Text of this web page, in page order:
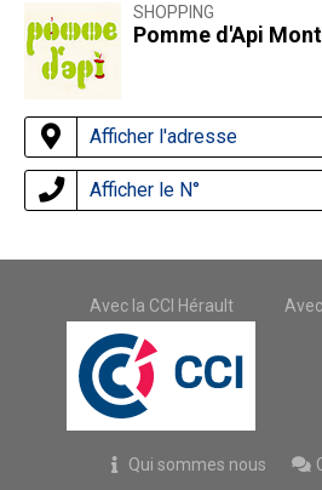
SHOPPING
Pomme d'Api
Afficher l'adresse
Afficher le N°
Avec la CCI Hérault
Qui sommes nous